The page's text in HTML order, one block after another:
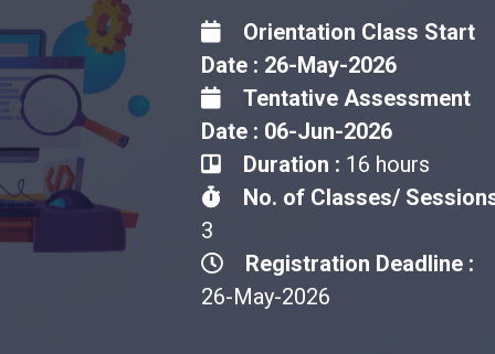
Orientation Class Start
Date : 26-May-2026
Tentative Assessment
Date : 06-Jun-2026
Duration : 16 hours
No. of Classes/
3
Registration Deadline :
26-May-2026